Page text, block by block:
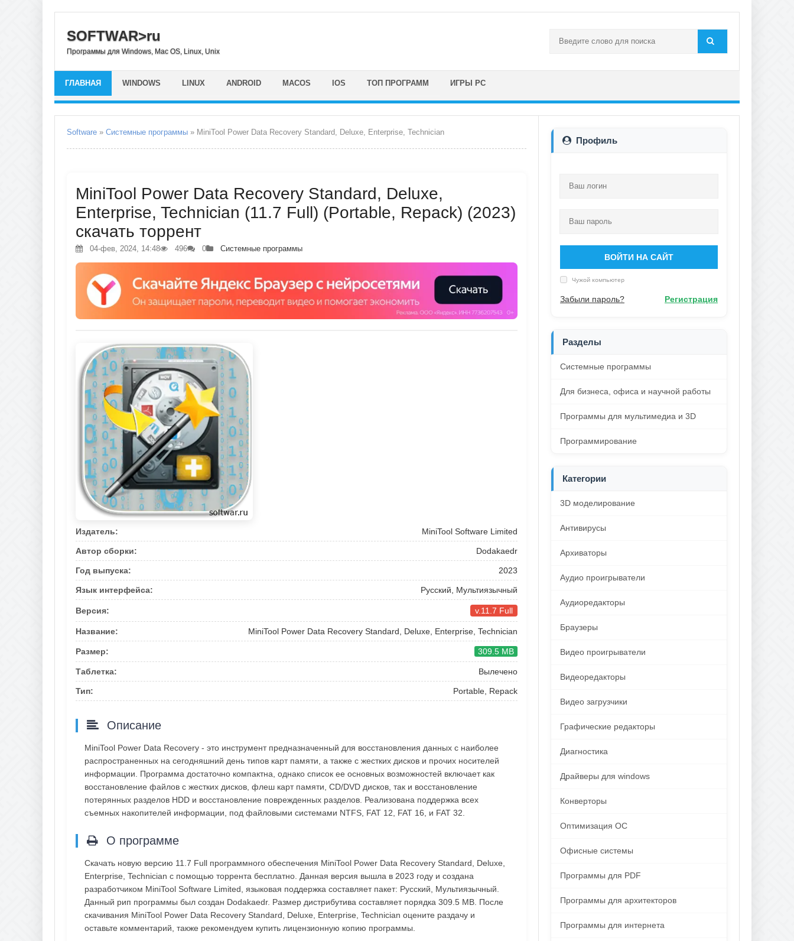
SOFTWAR>ru
Программы для Windows, Mac OS, Linux, Unix
ГЛАВНАЯ WINDOWS LINUX ANDROID MACOS IOS ТОП ПРОГРАММ ИГРЫ PC
Software » Системные программы » MiniTool Power Data Recovery Standard, Deluxe, Enterprise, Technician
MiniTool Power Data Recovery Standard, Deluxe,
Enterprise, Technician (11.7 Full) (Portable, Repack) (2023)
скачать торрент
04-фев, 2024, 14:48 496 0 Системные программы
Издатель: MiniTool Software Limited
Автор сборки: Dodakaedr
Год выпуска: 2023
Язык интерфейса: Русский, Мультиязычный
Версия: v.11.7 Full
Название: MiniTool Power Data Recovery Standard, Deluxe, Enterprise, Technician
Размер: 309.5 MB
Таблетка: Вылечено
Тип: Portable, Repack
Описание
MiniTool Power Data Recovery - это инструмент предназначенный для восстановления данных с наиболее
распространенных на сегодняшний день типов карт памяти, а также с жестких дисков и прочих носителей
информации. Программа достаточно компактна, однако список ее основных возможностей включает как
восстановление файлов с жестких дисков, флеш карт памяти, CD/DVD дисков, так и восстановление
потерянных разделов HDD и восстановление поврежденных разделов. Реализована поддержка всех
съемных накопителей информации, под файловыми системами NTFS, FAT 12, FAT 16, и FAT 32.
О программе
Скачать новую версию 11.7 Full программного обеспечения MiniTool Power Data Recovery Standard, Deluxe,
Enterprise, Technician с помощью торрента бесплатно. Данная версия вышла в 2023 году и создана
разработчиком MiniTool Software Limited, языковая поддержка составляет пакет: Русский, Мультиязычный.
Данный рип программы был создан Dodakaedr. Размер дистрибутива составляет порядка 309.5 MB. После
скачивания MiniTool Power Data Recovery Standard, Deluxe, Enterprise, Technician оцените раздачу и
оставьте комментарий, также рекомендуем купить лицензионную копию программы.
Профиль
ВОЙТИ НА САЙТ
Чужой компьютер
Забыли пароль? Регистрация
Разделы
Системные программы
Для бизнеса, офиса и научной работы
Программы для мультимедиа и 3D
Программирование
Категории
3D моделирование
Антивирусы
Архиваторы
Аудио проигрыватели
Аудиоредакторы
Браузеры
Видео проигрыватели
Видеоредакторы
Видео загрузчики
Графические редакторы
Диагностика
Драйверы для windows
Конверторы
Оптимизация ОС
Офисные системы
Программы для PDF
Программы для архитекторов
Программы для интернета